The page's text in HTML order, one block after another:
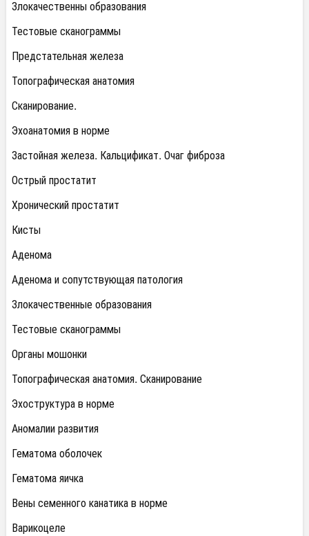
Злокачественны образования
Тестовые сканограммы
Предстательная железа
Топографическая анатомия
Сканирование.
Эхоанатомия в норме
Застойная железа. Кальцификат. Очаг фиброза
Острый простатит
Хронический простатит
Кисты
Аденома
Аденома и сопутствующая патология
Злокачественные образования
Тестовые сканограммы
Органы мошонки
Топографическая анатомия. Сканирование
Эхоструктура в норме
Аномалии развития
Гематома оболочек
Гематома яичка
Вены семенного канатика в норме
Варикоцеле